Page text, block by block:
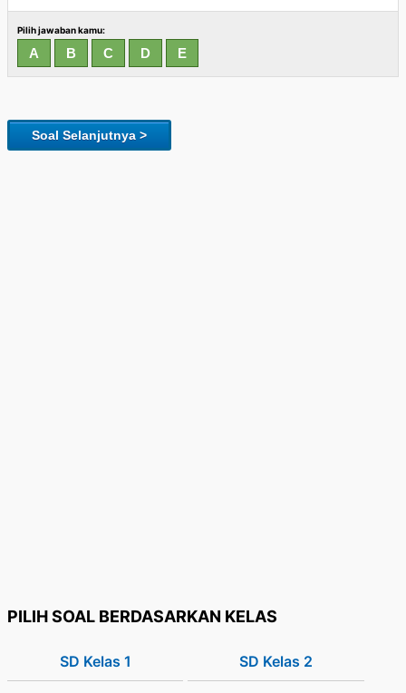
Pilih jawaban kamu:
Soal Selanjutnya >
PILIH SOAL BERDASARKAN KELAS
SD Kelas 1 SD Kelas 2